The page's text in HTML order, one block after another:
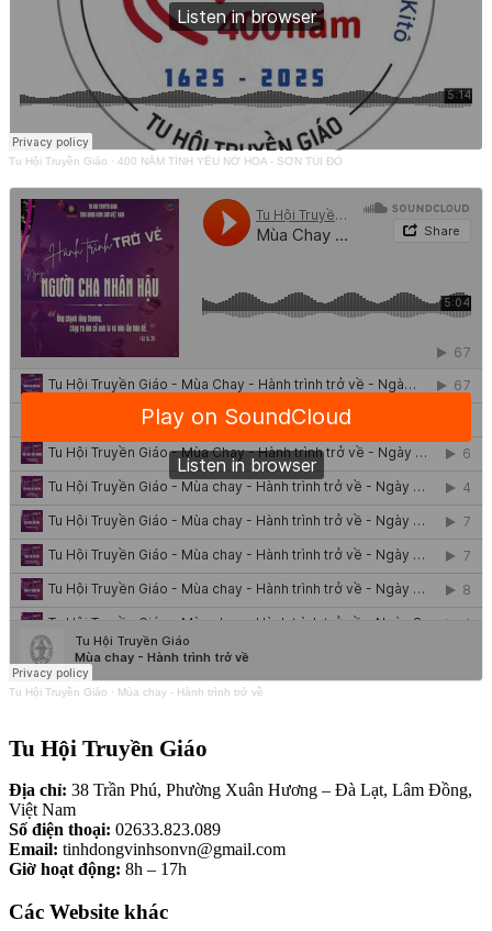
Tu Hội Truyền Giáo · 400 NĂM TÌNH YÊU NỞ HOA - SƠN TÚI ĐỎ
Tu Hội Truyền Giáo · Mùa chay - Hành trình trở về
Tu Hội Truyền Giáo
Địa chỉ: 38 Trần Phú, Phường Xuân Hương – Đà Lạt, Lâm Đồng,
Việt Nam
Số điện thoại: 02633.823.089
Email: tinhdongvinhsonvn@gmail.com
Giờ hoạt động: 8h – 17h
Các Website khác